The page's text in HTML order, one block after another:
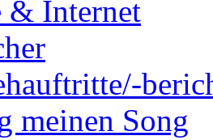
& Internet
meinen Song